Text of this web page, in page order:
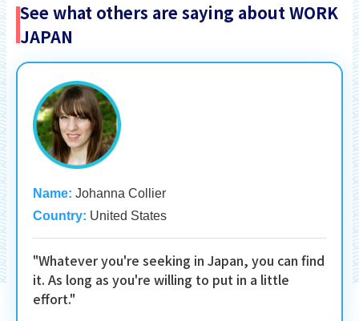
See what others are saying about WORK
JAPAN
Name: Johanna Collier
Country: United States
"Whatever you're seeking in Japan, you can find
it. As long as you're willing to put in a little
effort."